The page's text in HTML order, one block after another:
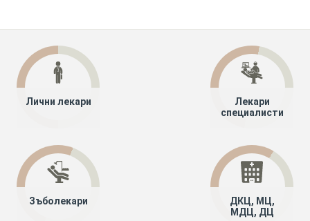
Лични лекари
Лекари
специалисти
Зъболекари
ДКЦ, МЦ,
МДЦ, ДЦ